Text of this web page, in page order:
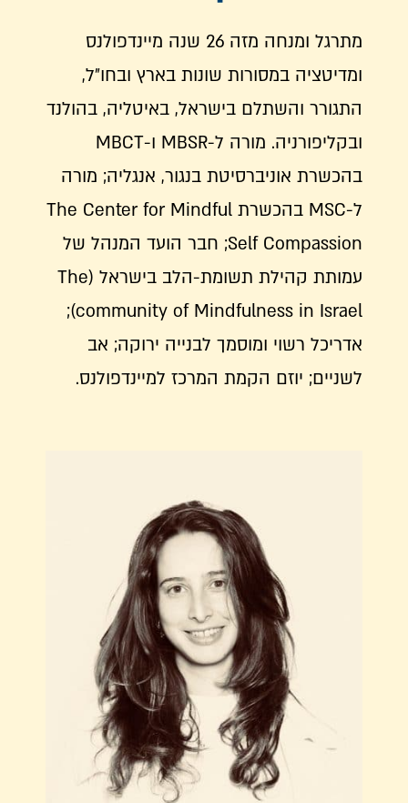
מתרגל ומנחה מזה 26 שנה מיינדפולנס
ומדיטציה במסורות שונות בארץ ובחו״ל,
התגורר והשתלם בישראל, באיטליה, בהולנד
ובקליפורניה. מורה ל-MBSR ו-MBCT
בהכשרת אוניברסיטת בנגור, אנגליה; מורה
ל-MSC בהכשרת The Center for Mindful
Self Compassion; חבר הועד המנהל של
עמותת קהילת תשומת-הלב בישראל (The
community of Mindfulness in Israel);
אדריכל רשוי ומוסמך לבנייה ירוקה; אב
לשניים; יוזם הקמת המרכז למיינדפולנס.